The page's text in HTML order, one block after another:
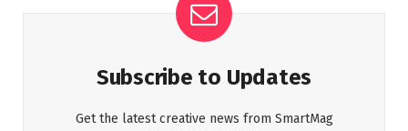
Subscribe to Updates
Get the latest creative news from SmartMag